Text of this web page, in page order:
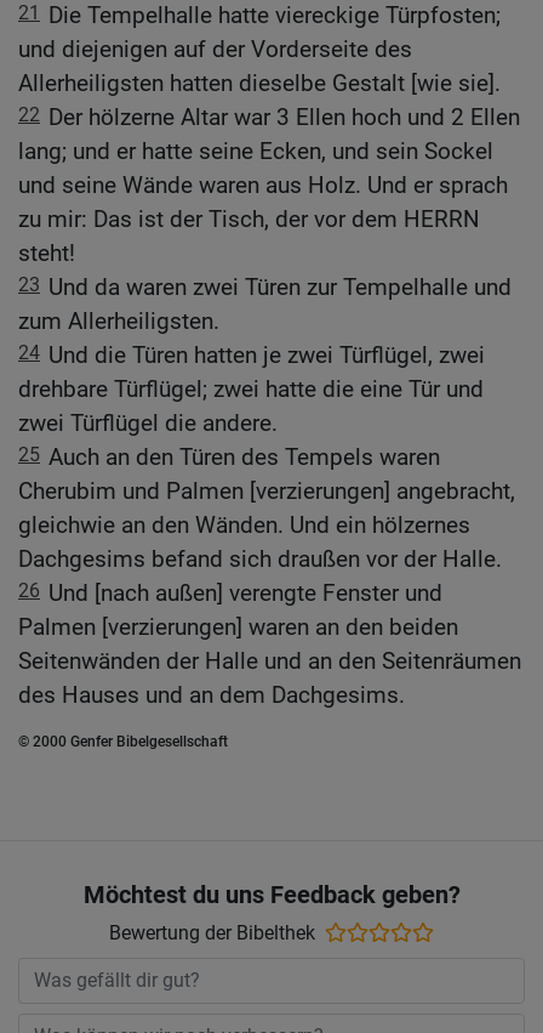
21
Die Tempelhalle hatte viereckige Türpfosten;
und diejenigen auf der Vorderseite des
Allerheiligsten hatten dieselbe Gestalt [wie sie].
22 Der hölzerne Altar war 3 Ellen hoch und 2 Ellen
lang; und er hatte seine Ecken, und sein Sockel
und seine Wände waren aus Holz. Und er sprach
zu mir: Das ist der Tisch, der vor dem HERRN
steht!
23 Und da waren zwei Türen zur Tempelhalle und
zum Allerheiligsten.
24 Und die Türen hatten je zwei Türflügel, zwei
drehbare Türflügel; zwei hatte die eine Tür und
zwei Türflügel die andere.
25 Auch an den Türen des Tempels waren
Cherubim und Palmen [verzierungen] angebracht,
gleichwie an den Wänden. Und ein hölzernes
Dachgesims befand sich draußen vor der Halle.
26 Und [nach außen] verengte Fenster und
Palmen [verzierungen] waren an den beiden
Seitenwänden der Halle und an den Seitenräumen
des Hauses und an dem Dachgesims.
© 2000 Genfer Bibelgesellschaft
Möchtest du uns Feedback geben?
Bewertung der Bibelthek